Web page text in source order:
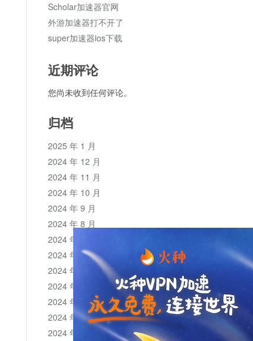
Scholar加速器官网
外游加速器打不开了
super加速器ios下载
近期评论
您尚未收到任何评论。
归档
2025 年 1 月
2024 年 12 月
2024 年 11 月
2024 年 10 月
2024 年 9 月
2024 年 8 月
2024 年 7 月
2024 年 6 月
2024 年 5 月
2024 年 4 月
2024 年 3 月
2024 年 2 月
2024 年 1 月